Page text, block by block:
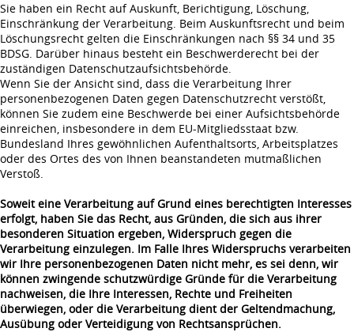
Sie haben ein Recht auf Auskunft, Berichtigung, Löschung,
Einschränkung der Verarbeitung. Beim Auskunftsrecht und beim
Löschungsrecht gelten die Einschränkungen nach §§ 34 und 35
BDSG. Darüber hinaus besteht ein Beschwerderecht bei der
zuständigen Datenschutzaufsichtsbehörde.
Wenn Sie der Ansicht sind, dass die Verarbeitung Ihrer
personenbezogenen Daten gegen Datenschutzrecht verstößt,
können Sie zudem eine Beschwerde bei einer Aufsichtsbehörde
einreichen, insbesondere in dem EU-Mitgliedsstaat bzw.
Bundesland Ihres gewöhnlichen Aufenthaltsorts, Arbeitsplatzes
oder des Ortes des von Ihnen beanstandeten mutmaßlichen
Verstoß.
Soweit eine Verarbeitung auf Grund eines berechtigten Interesses
erfolgt, haben Sie das Recht, aus Gründen, die sich aus ihrer
besonderen Situation ergeben, Widerspruch gegen die
Verarbeitung einzulegen. Im Falle Ihres Widerspruchs verarbeiten
wir Ihre personenbezogenen Daten nicht mehr, es sei denn, wir
können zwingende schutzwürdige Gründe für die Verarbeitung
nachweisen, die Ihre Interessen, Rechte und Freiheiten
überwiegen, oder die Verarbeitung dient der Geltendmachung,
Ausübung oder Verteidigung von Rechtsansprüchen.